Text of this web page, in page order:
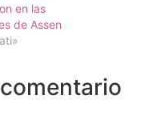
en las
de Assen